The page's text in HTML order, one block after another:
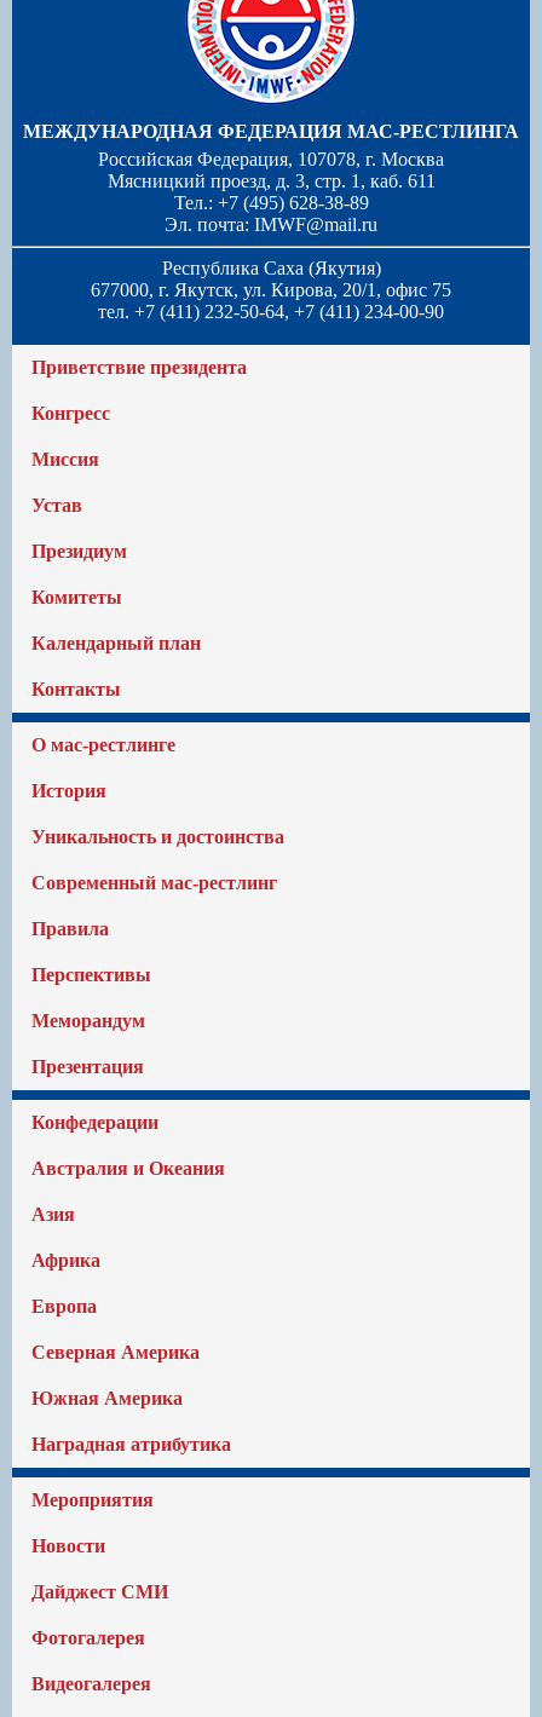
МЕЖДУНАРОДНАЯ ФЕДЕРАЦИЯ МАС-РЕСТЛИНГА
Российская Федерация, 107078, г. Москва
Мясницкий проезд, д. 3, стр. 1, каб. 611
Тел.: +7 (495) 628-38-89
Эл. почта: IMWF@mail.ru
Республика Саха (Якутия)
677000, г. Якутск, ул. Кирова, 20/1, офис 75
тел. +7 (411) 232-50-64, +7 (411) 234-00-90
Приветствие президента
Конгресс
Миссия
Устав
Президиум
Комитеты
Календарный план
Контакты
О мас-рестлинге
История
Уникальность и достоинства
Современный мас-рестлинг
Правила
Перспективы
Меморандум
Презентация
Конфедерации
Австралия и Океания
Азия
Африка
Европа
Северная Америка
Южная Америка
Наградная атрибутика
Мероприятия
Новости
Дайджест СМИ
Фотогалерея
Видеогалерея